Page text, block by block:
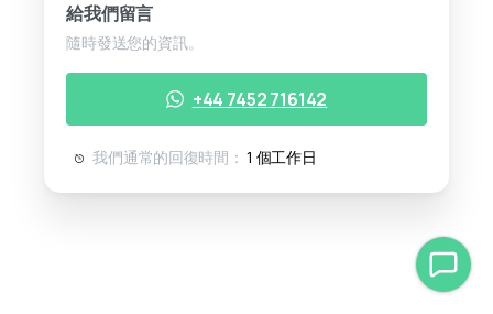
給我們留言
隨時發送您的資訊。
+44 7452 716142
我們通常的回復時間：1 個工作日